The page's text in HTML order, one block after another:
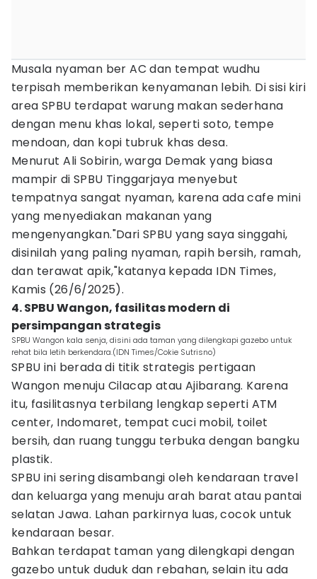
Musala nyaman ber AC dan tempat wudhu
terpisah memberikan kenyamanan lebih. Di sisi kiri
area SPBU terdapat warung makan sederhana
dengan menu khas lokal, seperti soto, tempe
mendoan, dan kopi tubruk khas desa.
Menurut Ali Sobirin, warga Demak yang biasa
mampir di SPBU Tinggarjaya menyebut
tempatnya sangat nyaman, karena ada cafe mini
yang menyediakan makanan yang
mengenyangkan."Dari SPBU yang saya singgahi,
disinilah yang paling nyaman, rapih bersih, ramah,
dan terawat apik,"katanya kepada IDN Times,
Kamis (26/6/2025).
4. SPBU Wangon, fasilitas modern di
persimpangan strategis
SPBU Wangon kala senja, disini ada taman yang dilengkapi gazebo untuk
rehat bila letih berkendara.(IDN Times/Cokie Sutrisno)
SPBU ini berada di titik strategis pertigaan
Wangon menuju Cilacap atau Ajibarang. Karena
itu, fasilitasnya terbilang lengkap seperti ATM
center, Indomaret, tempat cuci mobil, toilet
bersih, dan ruang tunggu terbuka dengan bangku
plastik.
SPBU ini sering disambangi oleh kendaraan travel
dan keluarga yang menuju arah barat atau pantai
selatan Jawa. Lahan parkirnya luas, cocok untuk
kendaraan besar.
Bahkan terdapat taman yang dilengkapi dengan
gazebo untuk duduk dan rebahan, selain itu ada